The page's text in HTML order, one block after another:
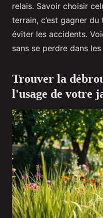
relais. Savoir choisir
terrain, c’est gagner
éviter les accidents.
sans se perdre dans
Trouver la
l'usage de votre